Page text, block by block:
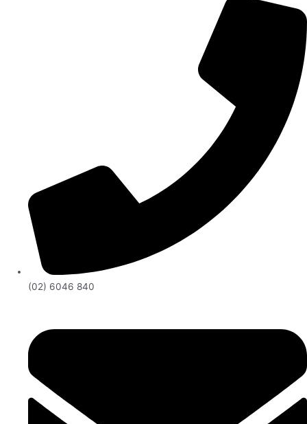
(02) 6046 840